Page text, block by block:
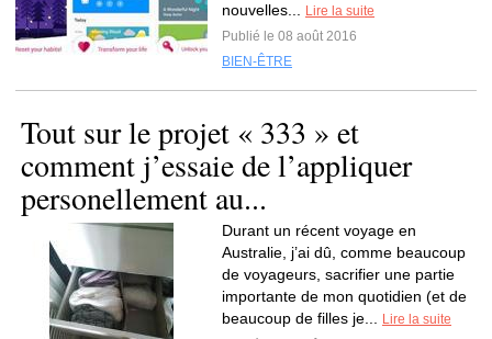
nouvelles...
Lire la suite
Publié le 08 août 2016
BIEN-ÊTRE
Tout sur le projet « 333 » et
comment j’essaie de l’appliquer
personellement au...
Durant un récent voyage en
Australie, j’ai dû, comme beaucoup
de voyageurs, sacrifier une partie
importante de mon quotidien (et de
beaucoup de filles je...
Lire la suite